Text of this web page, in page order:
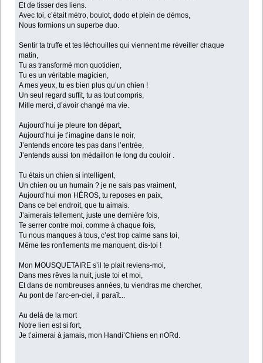
Et de tisser des liens.
Avec toi, c’était métro, boulot, dodo et plein de démos,
Nous formions un superbe duo.
Sentir ta truffe et tes léchouilles qui viennent me réveiller chaque
matin,
Tu as transformé mon quotidien,
Tu es un véritable magicien,
A mes yeux, tu es bien plus qu’un chien !
Un seul regard suffit, tu as tout compris,
Mille merci, d’avoir changé ma vie.
Aujourd’hui je pleure ton départ,
Aujourd’hui je t’imagine dans le noir,
J’entends encore tes pas dans l’entrée,
J’entends aussi ton médaillon le long du couloir .
Tu étais un chien si intelligent,
Un chien ou un humain ? je ne sais pas vraiment,
Aujourd’hui mon HÉROS, tu reposes en paix,
Dans ce bel endroit, que tu aimais.
J’aimerais tellement, juste une dernière fois,
Te serrer contre moi, comme à chaque fois,
Tu nous manques à tous, c’est trop calme sans toi,
Même tes ronflements me manquent, dis-toi !
Mon MOUSQUETAIRE s’il te plait reviens-moi,
Dans mes rêves la nuit, juste toi et moi,
Et dans de nombreuses années, tu viendras me chercher,
Au pont de l’arc-en-ciel, il paraît...
Au delà de la mort
Notre lien est si fort,
Je t’aimerai à jamais, mon Handi’Chiens en nORd.